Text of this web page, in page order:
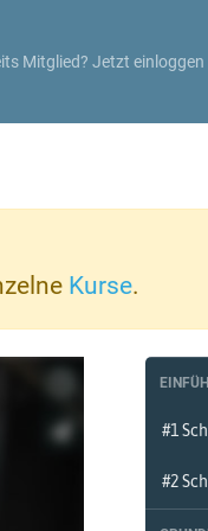
Mitglied? Jetzt einloggen
Kurse.
#1
#2